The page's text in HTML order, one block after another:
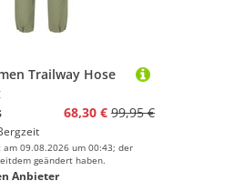
Trailway Hose
68,30 € 99,95 €
09.08.2026 um 00:43; der
geändert haben.
Anbieter